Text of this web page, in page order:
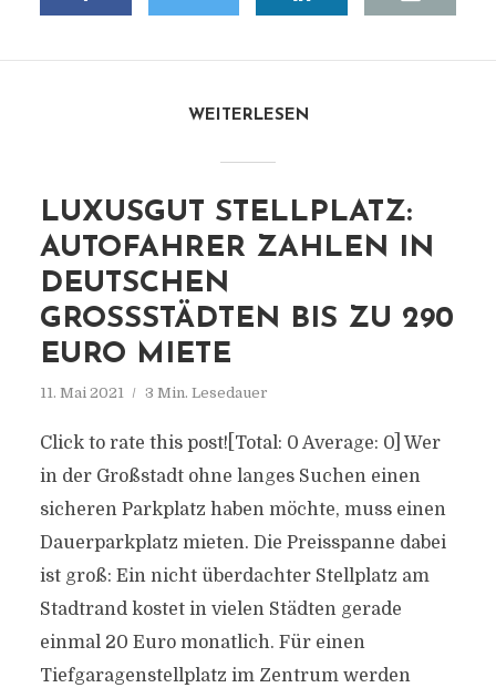
WEITERLESEN
LUXUSGUT STELLPLATZ:
AUTOFAHRER ZAHLEN IN
DEUTSCHEN
GROSSSTÄDTEN BIS ZU 290 E
URO MIETE
11. Mai 2021 3 Min. Lesedauer
Click to rate this post![Total: 0 Average: 0] Wer
in der Großstadt ohne langes Suchen einen
sicheren Parkplatz haben möchte, muss einen
Dauerparkplatz mieten. Die Preisspanne dabei
ist groß: Ein nicht überdachter Stellplatz am
Stadtrand kostet in vielen Städten gerade
einmal 20 Euro monatlich. Für einen
Tiefgaragenstellplatz im Zentrum werden